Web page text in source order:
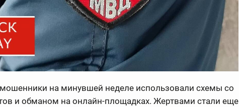
на минувшей неделе использовали схемы со
и обманом на онлайн-площадках. Жертвами стали еще